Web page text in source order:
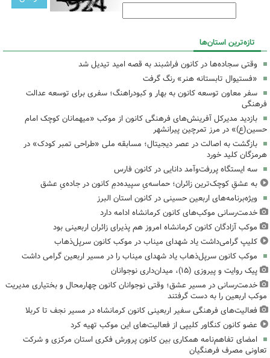
تازه‌ترین استان‌ها
وقتی سجاده‌ها در کانون فراشبند به قصه امید تیدیل شد
«فستیوال تابستانه هنر» رنگ گرفت
سفر معاون توسعه کانون به بهار و کبودراهنگ؛ سفری برای توسعه عدالت
فرهنگی
بازدید مدیرکل آفرینش‌های فرهنگی کانون از موکب «میهمانان کوچک امام
حسین(ع)» در مرز تمرچین پیرانشهر
بازگشت به اصالت در عصر دیجیتال؛ مسابقه ملی «طراحی تمبر کودک» در
هرمزگان کلید خورد
سه ایستگاه پررفت‌وآمد دانایی در کانون فارس
به عشقِ کوچک‌ترین زائران؛ حماسه‌یِ سپیده‌دمِ کانون در جاده‌یِ عشق
ویژه‌برنامه‌های اربعین حسینی در کانون استان البرز
خدمت‌رسانی موکب‌های کانون کرمانشاه ادامه دارد
موکب آزادگان کانون کرمانشاه امروز هم پذیرای زائران اربعینی بود
کلیپ گرامی‌داشت یاد شهدای میناب در موکب کانون سرپل‌ذهاب
موکب کانون سرپل‌ذهاب یاد شهدای میناب را در مسیر اربعین گرامی داشت
پیک روایت و پیروزی (۱۵)، میدان‌داری نوجوانان
خدمت‌رسانی در مسیر عشق؛ وقتی نوجوانان کانون چهارمحال و بختیاری مدیریت
موکب اربعین را به دست گرفتند
فعالیت‌های فرهنگی سفیر اربعینی کانون کرمانشاه در مسیر نجف تا کربلا
عضو کانون کنگاور کلیپی از فعالیت‌های این موکب تهیه کرد
امضای تفاهم‌نامه همکاری بین کانون پرورش فکری استان مرکزی و شرکت
تعاونی مصرف فرهنگیان